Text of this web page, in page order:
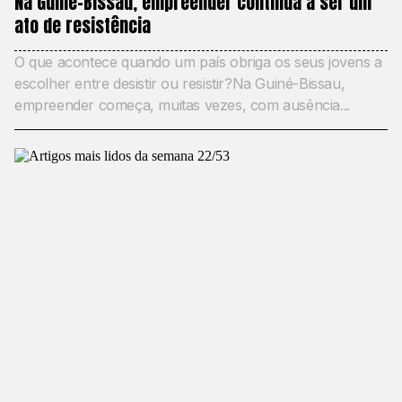
ato de resistência
O que acontece quando um país obriga os seus jovens a
escolher entre desistir ou resistir?Na Guiné-Bissau,
empreender começa, muitas vezes, com ausência...